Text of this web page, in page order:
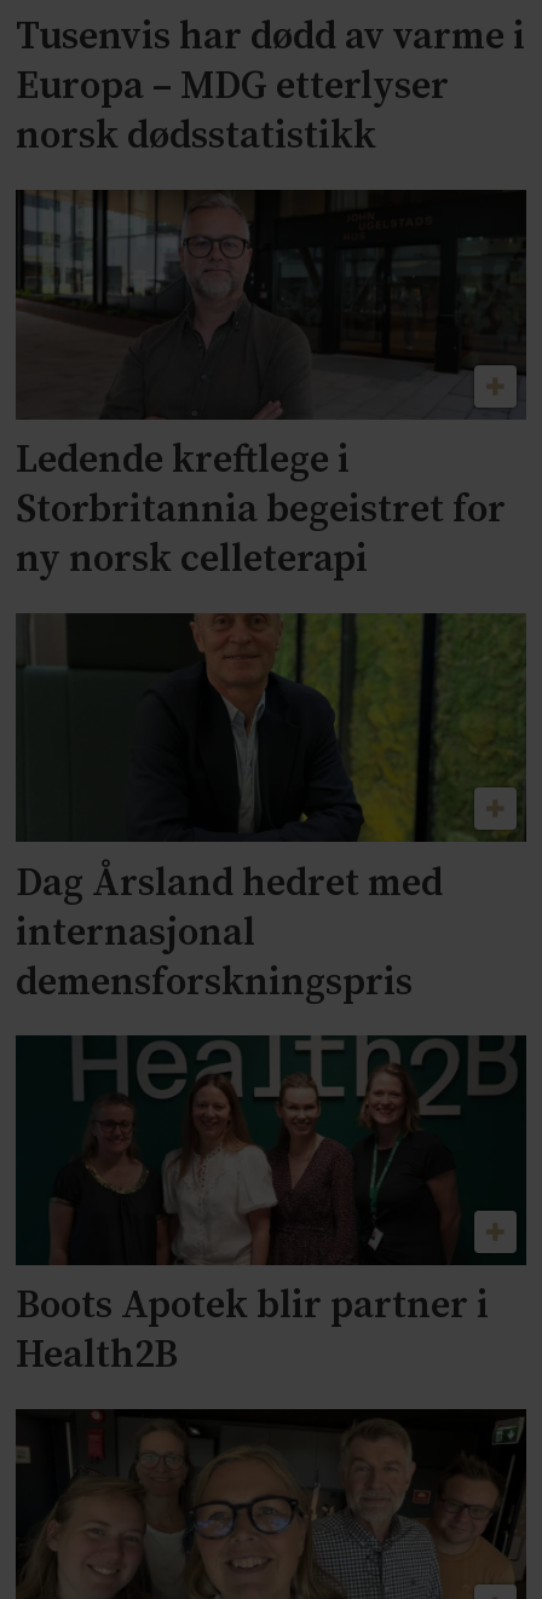
Tusenvis har dødd av varme i
Europa – MDG etterlyser
norsk dødsstatistikk
Ledende kreftlege i
Storbritannia begeistret for
ny norsk celleterapi
Dag Årsland hedret med
internasjonal
demensforskningspris
Boots Apotek blir partner i
Health2B